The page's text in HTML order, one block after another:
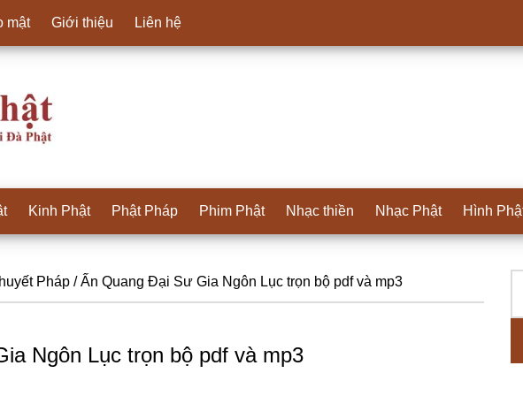
mật Giới thiệu Liên hệ
Kinh Phật Phật Pháp Phim Phật Nhạc thiền Nhạc Phật Hình
Pháp /Ấn Quang Đại Sư Gia Ngôn Lục trọn bộ pdf và mp3
Ngôn Lục trọn bộ pdf và mp3